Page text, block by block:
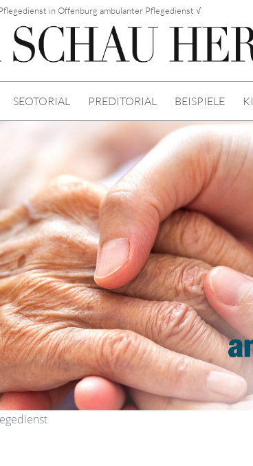
in Offenburg ambulanter Pflegedienst √
SEOTORIAL PREDITORIAL BEISPIELE